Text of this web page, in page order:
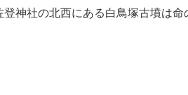
神社の北西にある白鳥塚古墳は